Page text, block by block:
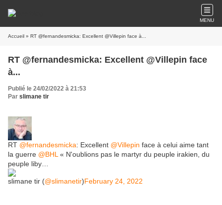
MENU
Accueil » RT @fernandesmicka: Excellent @Villepin face à...
RT @fernandesmicka: Excellent @Villepin face
à...
Publié le 24/02/2022 à 21:53
Par slimane tir
RT @fernandesmicka: Excellent @Villepin face à celui aime tant
la guerre @BHL « N'oublions pas le martyr du peuple irakien, du
peuple liby…
slimane tir (@slimanetir)February 24, 2022